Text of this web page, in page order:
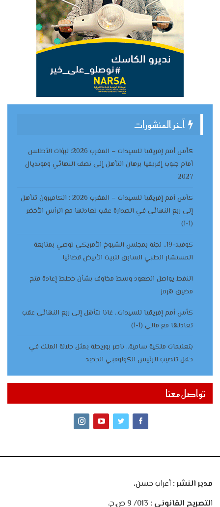
آخر المنشورات
كأس أمم إفريقيا للسيدات – المغرب 2026: لبؤات الأطلس
أمام جنوب إفريقيا برهان التأهل إلى نصف النهائي ومونديال
2027
كأس أمم إفريقيا للسيدات – المغرب 2026 : الكاميرون تتأهل
إلى ربع النهائي في الصدارة عقب تعادلها مع الرأس الأخضر
(1-1)
كوفيد-19.. لجنة بمجلس الشيوخ الأمريكي توصي بمتابعة
المستشار الطبي السابق للبيت الأبيض قضائيا
النفط يواصل الصعود وسط مخاوف بشأن خطط إعادة فتح
مضيق هرمز
كأس أمم إفريقيا للسيدات.. غانا تتأهل إلى ربع النهائي عقب
تعادلها مع مالي (1-1)
بتعليمات ملكية سامية.. ناصر بوريطة يمثل جلالة الملك في
حفل تنصيب الرئيس الكولومبي الجديد
تواصل معنا
مدير النشر :أعراب حسن،
التصريح القانوني :